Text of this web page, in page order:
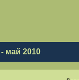
май 2010